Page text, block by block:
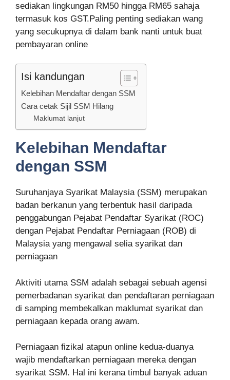
sediakan lingkungan RM50 hingga RM65 sahaja
termasuk kos GST.Paling penting sediakan wang
yang secukupnya di dalam bank nanti untuk buat
pembayaran online
Isi kandungan
Kelebihan Mendaftar dengan SSM
Cara cetak Sijil SSM Hilang
Maklumat lanjut
Kelebihan Mendaftar
dengan SSM
Suruhanjaya Syarikat Malaysia (SSM) merupakan
badan berkanun yang terbentuk hasil daripada
penggabungan Pejabat Pendaftar Syarikat (ROC)
dengan Pejabat Pendaftar Perniagaan (ROB) di
Malaysia yang mengawal selia syarikat dan
perniagaan
Aktiviti utama SSM adalah sebagai sebuah agensi
pemerbadanan syarikat dan pendaftaran perniagaan
di samping membekalkan maklumat syarikat dan
perniagaan kepada orang awam.
Perniagaan fizikal atapun online kedua-duanya
wajib mendaftarkan perniagaan mereka dengan
syarikat SSM. Hal ini kerana timbul banyak aduan